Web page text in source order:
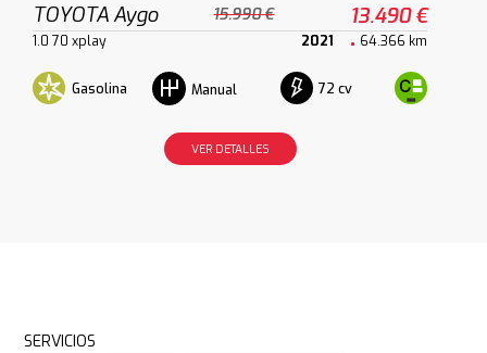
TOYOTA Aygo 15.990 € 13.490 €
1.0 70 xplay 2021 64.366 km
Gasolina Manual 72 cv
VER DETALLES
SERVICIOS